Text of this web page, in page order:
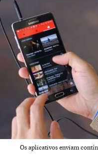
Os aplicativos enviam